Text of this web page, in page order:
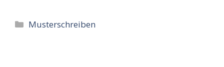
Kategorien
Musterschreiben